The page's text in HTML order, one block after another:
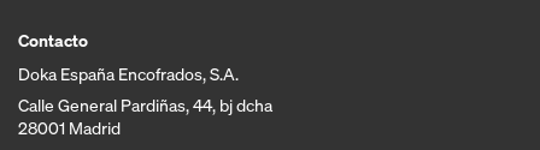
Contacto
Doka España Encofrados, S.A.
Calle General Pardiñas, 44, bj dcha
28001 Madrid